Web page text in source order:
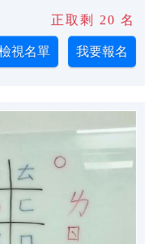
正取剩 20 名